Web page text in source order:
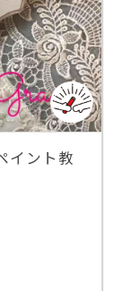
イント教